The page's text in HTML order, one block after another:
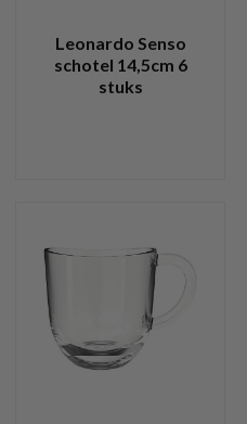
Leonardo Senso
schotel 14,5cm 6
stuks